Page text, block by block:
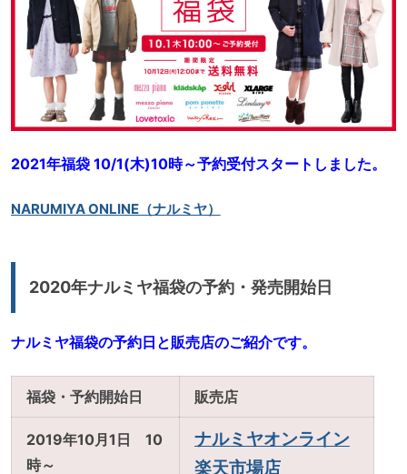
2021年福袋 10/1(木)10時～予約受付スタートしました。
NARUMIYA ONLINE（ナルミヤ）
2020年ナルミヤ福袋の予約・発売開始日
ナルミヤ福袋の予約日と販売店のご紹介です。
福袋・予約開始日 販売店
2019年10月1日 10
時～
ナルミヤオンライン
楽天市場店